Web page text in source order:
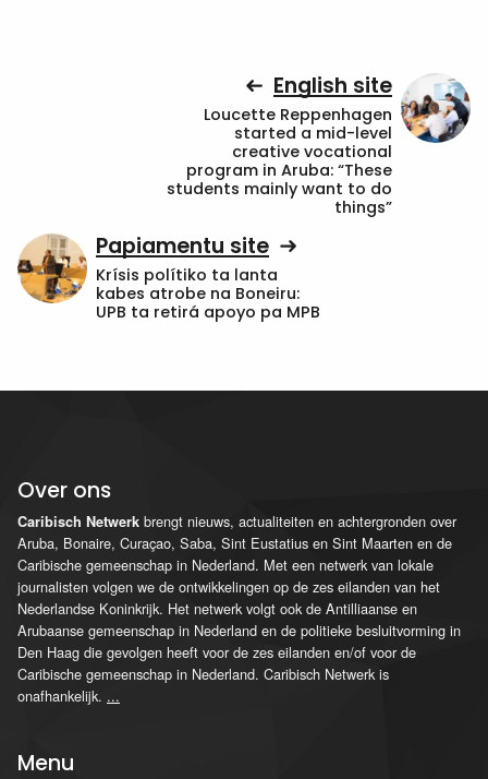
English site
Loucette Reppenhagen
started a mid-level
creative vocational
program in Aruba: “These
students mainly want to do
things”
Papiamentu site
Krísis polítiko ta lanta
kabes atrobe na Boneiru:
UPB ta retirá apoyo pa MPB
Over ons
Caribisch Netwerk brengt nieuws, actualiteiten en achtergronden over
Aruba, Bonaire, Curaçao, Saba, Sint Eustatius en Sint Maarten en de
Caribische gemeenschap in Nederland. Met een netwerk van lokale
journalisten volgen we de ontwikkelingen op de zes eilanden van het
Nederlandse Koninkrijk. Het netwerk volgt ook de Antilliaanse en
Arubaanse gemeenschap in Nederland en de politieke besluitvorming in
Den Haag die gevolgen heeft voor de zes eilanden en/of voor de
Caribische gemeenschap in Nederland. Caribisch Netwerk is
onafhankelijk. ...
Menu